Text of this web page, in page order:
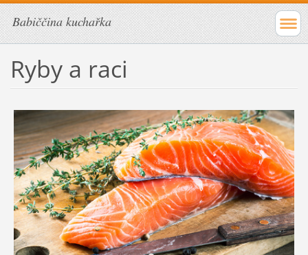
Babiččina kuchařka
Ryby a raci